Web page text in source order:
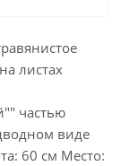
листах
частью
виде
60 см Место: